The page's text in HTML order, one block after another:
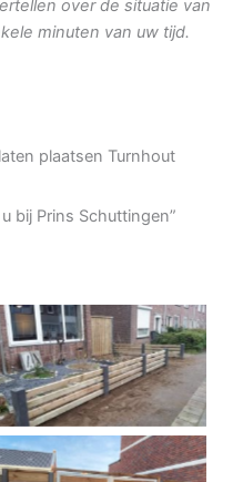
over de situatie van
minuten van uw tijd.
plaatsen Turnhout
bij Prins Schuttingen”
Tuinhek voortuin